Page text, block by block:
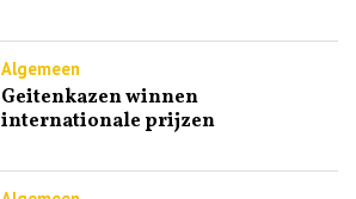
Algemeen
Geitenkazen winnen
internationale prijzen